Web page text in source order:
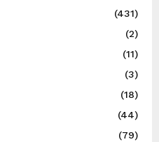
(431)
(2)
(11)
(3)
(18)
(44)
(79)